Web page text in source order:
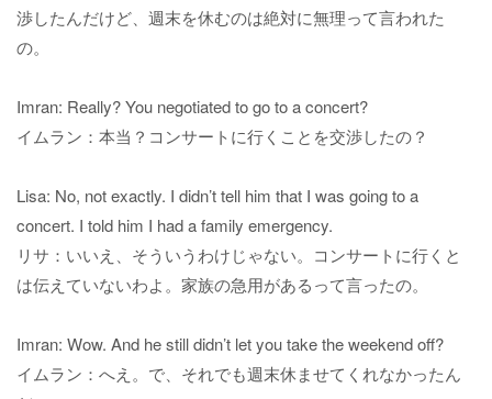
渉したんだけど、週末を休むのは絶対に無理って言われた
の。
Imran: Really? You negotiated to go to a concert?
イムラン：本当？コンサートに行くことを交渉したの？
Lisa: No, not exactly. I didn’t tell him that I was going to a
concert. I told him I had a family emergency.
リサ：いいえ、そういうわけじゃない。コンサートに行くと
は伝えていないわよ。家族の急用があるって言ったの。
Imran: Wow. And he still didn’t let you take the weekend off?
イムラン：へえ。で、それでも週末休ませてくれなかったん